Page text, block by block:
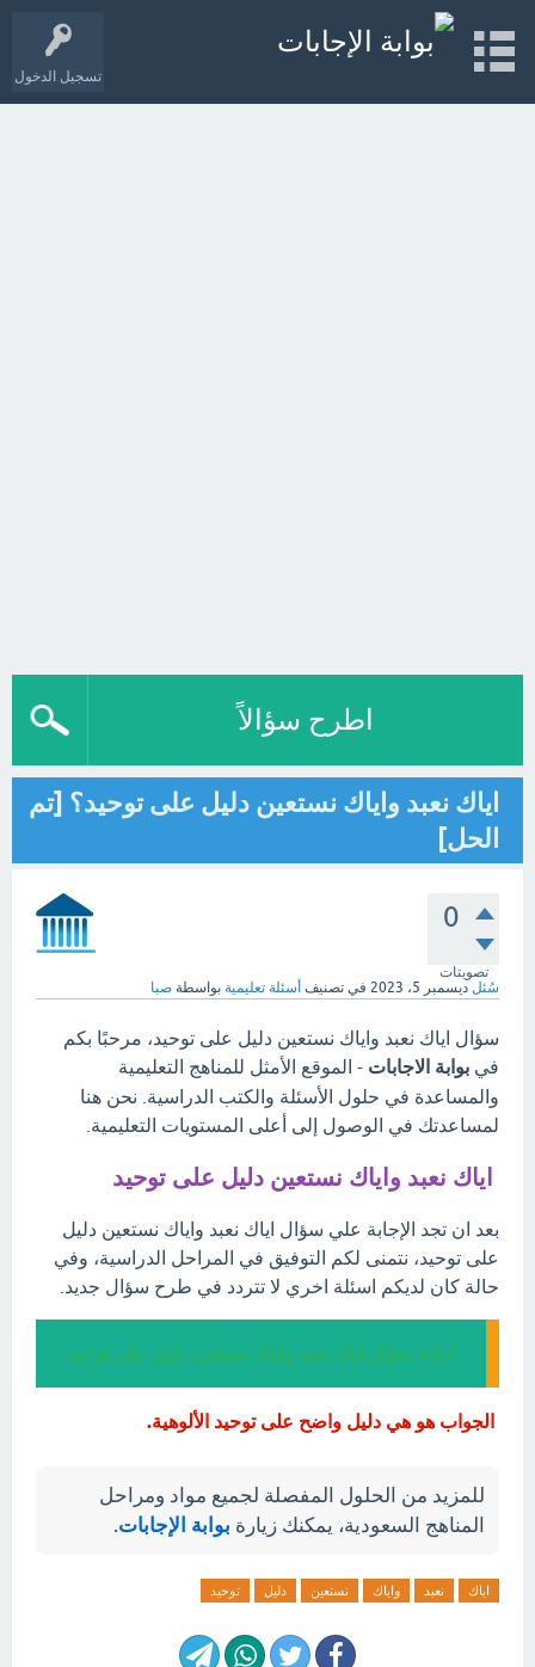
تسجيل الدخول
اطرح سؤالاً
اياك نعبد واياك نستعين دليل على توحيد؟ [تم
الحل]
0
تصويتات
سُئل ديسمبر 5، 2023 في تصنيف أسئلة تعليمية بواسطة صبا
سؤال اياك نعبد واياك نستعين دليل على توحيد، مرحبًا بكم
في بوابة الاجابات - الموقع الأمثل للمناهج التعليمية
والمساعدة في حلول الأسئلة والكتب الدراسية. نحن هنا
لمساعدتك في الوصول إلى أعلى المستويات التعليمية.
اياك نعبد واياك نستعين دليل على توحيد
بعد ان تجد الإجابة علي سؤال اياك نعبد واياك نستعين دليل
على توحيد، نتمنى لكم التوفيق في المراحل الدراسية، وفي
حالة كان لديكم اسئلة اخري لا تتردد في طرح سؤال جديد.
إجابة سؤال اياك نعبد واياك نستعين دليل على توحيد
الجواب هو هي دليل واضح على توحيد الألوهية.
للمزيد من الحلول المفصلة لجميع مواد ومراحل
المناهج السعودية، يمكنك زيارة بوابة الإجابات.
اياك نعبد واياك نستعين دليل توحيد